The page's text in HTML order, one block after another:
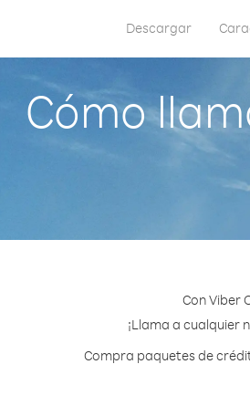
Descargar
Cómo
Con Viber
¡Llama a cualquier
Compra paquetes de